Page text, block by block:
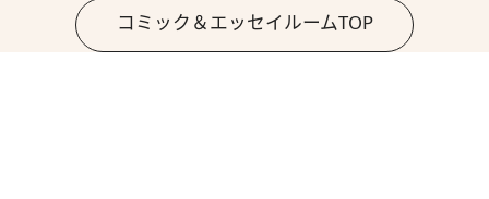
コミック＆エッセイルームTOP